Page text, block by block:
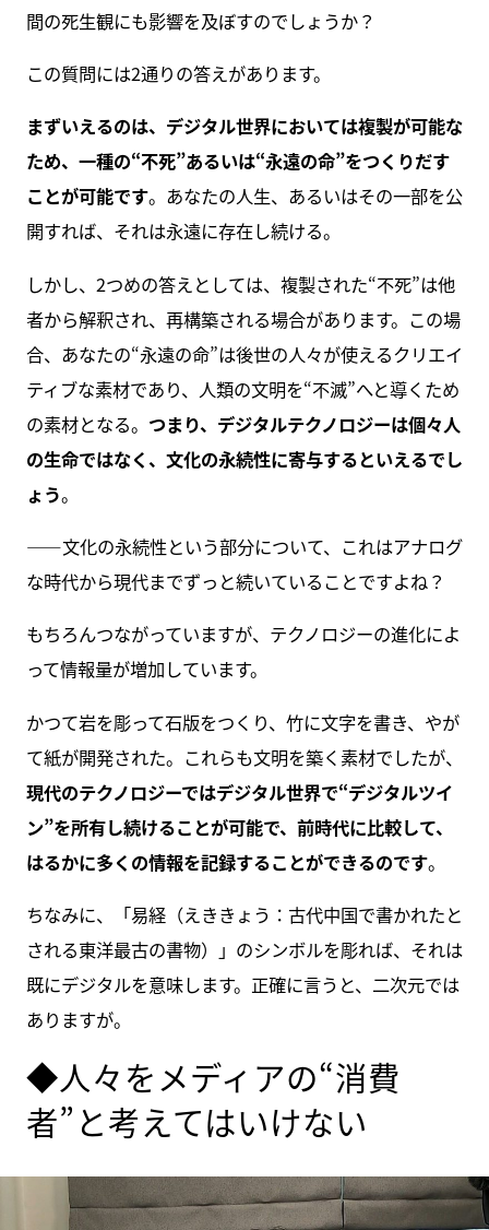
間の死生観にも影響を及ぼすのでしょうか？
この質問には2通りの答えがあります。
まずいえるのは、デジタル世界においては複製が可能な
ため、一種の“不死”あるいは“永遠の命”をつくりだす
ことが可能です。あなたの人生、あるいはその一部を公
開すれば、それは永遠に存在し続ける。
しかし、2つめの答えとしては、複製された“不死”は他
者から解釈され、再構築される場合があります。この場
合、あなたの“永遠の命”は後世の人々が使えるクリエイ
ティブな素材であり、人類の文明を“不滅”へと導くため
の素材となる。 つまり、デジタルテクノロジーは個々人
の生命ではなく、文化の永続性に寄与するといえるでし
ょう。
――文化の永続性という部分について、これはアナログ
な時代から現代までずっと続いていることですよね？
もちろんつながっていますが、テクノロジーの進化によ
って情報量が増加しています。
かつて岩を彫って石版をつくり、竹に文字を書き、やが
て紙が開発された。これらも文明を築く素材でしたが、
現代のテクノロジーではデジタル世界で“デジタルツイ
ン”を所有し続けることが可能で、前時代に比較して、
はるかに多くの情報を記録することができるのです。
ちなみに、「易経（えききょう：古代中国で書かれたと
される東洋最古の書物）」のシンボルを彫れば、それは
既にデジタルを意味します。正確に言うと、二次元では
ありますが。
◆人々をメディアの“消費
者”と考えてはいけない